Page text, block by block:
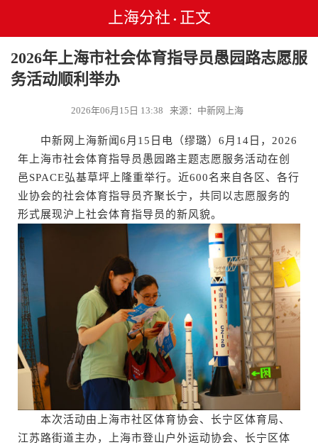
上海分社 • 正文
2026年上海市社会体育指导员愚园路志愿服
务活动顺利举办
2026年06月15日 13:38 来源：中新网上海
中新网上海新闻6月15日电（缪璐）6月14日，2026
年上海市社会体育指导员愚园路主题志愿服务活动在创
邑SPACE弘基草坪上隆重举行。近600名来自各区、各行
业协会的社会体育指导员齐聚长宁，共同以志愿服务的
形式展现沪上社会体育指导员的新风貌。
本次活动由上海市社区体育协会、长宁区体育局、
江苏路街道主办，上海市登山户外运动协会、长宁区体